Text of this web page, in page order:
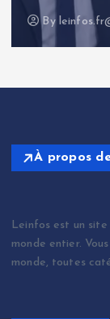
By
À propos
Leinfos est un
monde entier.
monde, toutes